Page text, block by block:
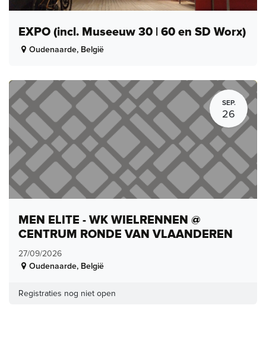
EXPO (incl. Museeuw 30 | 60 en SD Worx)
Oudenaarde, België
SEP.
26
MEN ELITE - WK WIELRENNEN @
CENTRUM RONDE VAN VLAANDEREN
27/09/2026
Oudenaarde, België
Registraties nog niet open